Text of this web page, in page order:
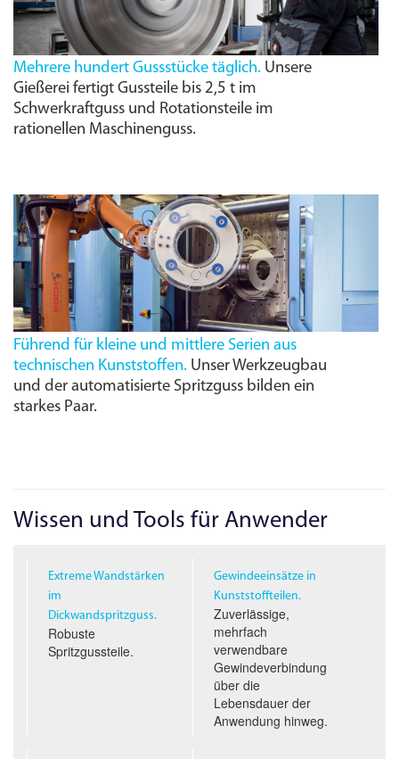
Mehrere hundert Gussstücke täglich. Unsere
Gießerei fertigt Gussteile bis 2,5 t im
Schwerkraftguss und Rotationsteile im
rationellen Maschinenguss.
Führend für kleine und mittlere Serien aus
technischen Kunststoffen. Unser Werkzeugbau
und der automatisierte Spritzguss bilden ein
starkes Paar.
Wissen und Tools für Anwender
Extreme Wandstärken
im
Dickwandspritzguss.
Robuste
Spritzgussteile.
Gewindeeinsätze in
Kunststoffteilen.
Zuverlässige,
mehrfach
verwendbare
Gewindeverbindung
über die
Lebensdauer der
Anwendung hinweg.